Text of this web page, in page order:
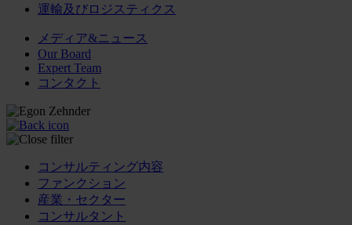
運輸及びロジスティクス
メディア&ニュース
Our Board
Expert Team
コンタクト
コンサルティング内容
ファンクション
産業・セクター
コンサルタント